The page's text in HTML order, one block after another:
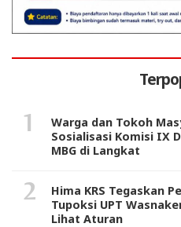
Warga dan Tokoh
Sosialisasi Komisi IX
MBG di Langkat
Hima KRS Tegaskan
Tupoksi UPT
Lihat Aturan